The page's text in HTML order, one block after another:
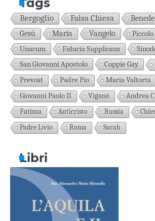
Bergoglio Falsa Chiesa
Gesù Maria Vangelo
Unacum
Fiducia Supplicans
San Giovanni Apostolo
Coppie Gay
Prevost
Padre Pio
Maria Valtorta
Giovanni Paolo II
Viganò Andrea
Fatima
Anticristo Russia
Padre Livio
Roma Sarah
Libri